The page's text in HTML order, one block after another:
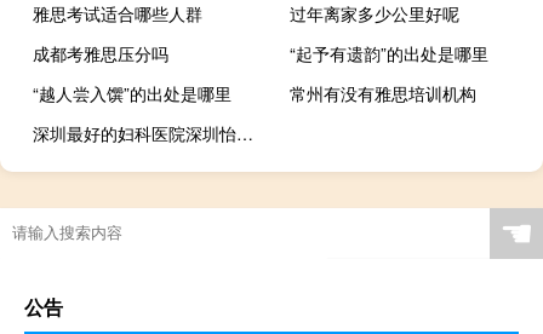
雅思考试适合哪些人群
过年离家多少公里好呢
成都考雅思压分吗
“起予有遗韵”的出处是哪里
“越人尝入馔”的出处是哪里
常州有没有雅思培训机构
深圳最好的妇科医院深圳怡康.效果不错a
☚
公告